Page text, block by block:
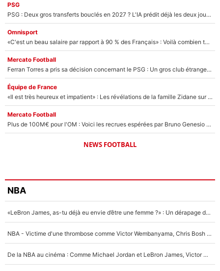
PSG
PSG : Deux gros transferts bouclés en 2027 ? L'IA prédit déjà les deux joueurs qui pourraient rejoindre Luis Enrique !
Omnisport
«C'est un beau salaire par rapport à 90 % des Français» : Voilà combien touchait Nelson Monfort sur France Télévisions avant de rejoindre CNews
Mercato Football
Ferran Torres a pris sa décision concernant le PSG : Un gros club étranger prêt à relancer le feuilleton pour la signature du champion du monde 2026 !
Équipe de France
«Il est très heureux et impatient» : Les révélations de la famille Zidane sur sa prise de pouvoir en équipe de France !
Mercato Football
Plus de 100M€ pour l'OM : Voici les recrues espérées par Bruno Genesio et Grégory Lorenzi après l’opération dégraissage
NEWS FOOTBALL
NBA
«LeBron James, as-tu déjà eu envie d’être une femme ?» : Un dérapage de Donald Trump sur la superstar de la NBA refait surface
NBA - Victime d'une thrombose comme Victor Wembanyama, Chris Bosh prévient le Français des risques sur sa santé : «J’ai failli mourir sur le coup et j’ai été ramené à la vie»
De la NBA au cinéma : Comme Michael Jordan et LeBron James, Victor Wembanyama rêve d'une carrière d'acteur !